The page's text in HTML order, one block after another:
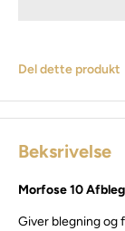
Del dette produkt
Beksrivelse
Morfose 10
Giver blegning og